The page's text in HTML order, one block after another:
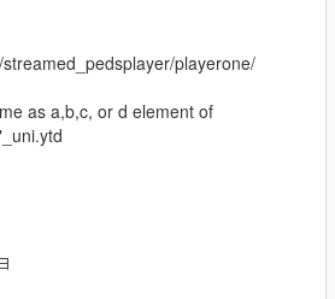
playerone/
as a,b,c, or d element of